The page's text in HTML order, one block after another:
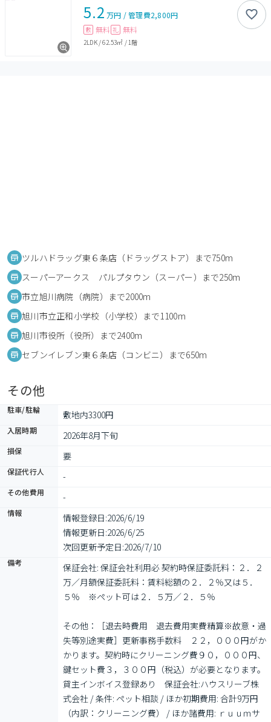
5.2 万円 /管理費2,800円
敷 無料 礼 無料
2LDK/62.53㎡ / 1階
ツルハドラッグ東６条店（ドラッグストア）まで750m
スーパーアークス パルプタウン（スーパー）まで250m
市立旭川病院（病院）まで2000m
旭川市立正和小学校（小学校）まで1100m
旭川市役所（役所）まで2400m
セブンイレブン東６条店（コンビニ）まで650m
その他
駐車/駐輪 敷地内3300円
入居時期 2026年8月下旬
損保 要
保証代行人 -
その他費用 -
情報 情報登録日:2026/6/19
情報更新日:2026/6/25
次回更新予定日:2026/7/10
備考
保証会社: 保証会社利用必 契約時保証委託料：２．２
万／月額保証委託料：賃料総額の２．２％又は５．
５％　※ペット可は２．５万／２．５％
その他：［退去時費用　退去費用実費精算※故意・過
失等別途実費］更新事務手数料　２２，０００円がか
かります。契約時にクリーニング費９０，０００円、
鍵セット費３，３００円（税込）が必要となります。
貸主インボイス登録あり　保証会社:ハウスリーブ株
式会社 / 条件: ペット相談 / ほか初期費用: 合計9万円
（内訳：クリーニング費） / ほか諸費用: ｒｕｕｍサ